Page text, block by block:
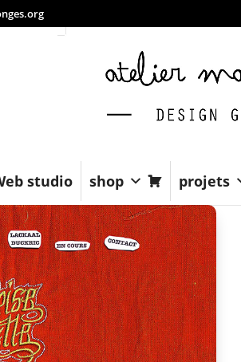
studio shop projets